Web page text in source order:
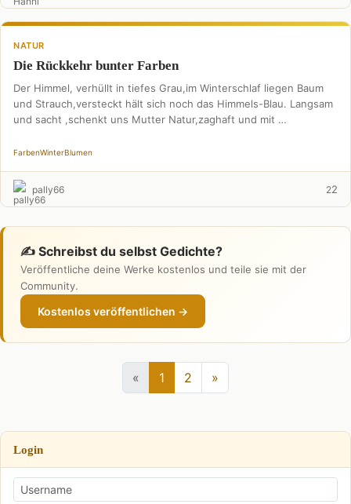
NATUR
Die Rückkehr bunter Farben
Der Himmel, verhüllt in tiefes Grau,im Winterschlaf liegen Baum
und Strauch,versteckt hält sich noch das Himmels-Blau. Langsam
und sacht ,schenkt uns Mutter Natur,zaghaft und mit …
FarbenWinterBlumen
pally66 22
✍️ Schreibst du selbst Gedichte?
Veröffentliche deine Werke kostenlos und teile sie mit der
Community.
Kostenlos veröffentlichen →
« 1 2 »
Login